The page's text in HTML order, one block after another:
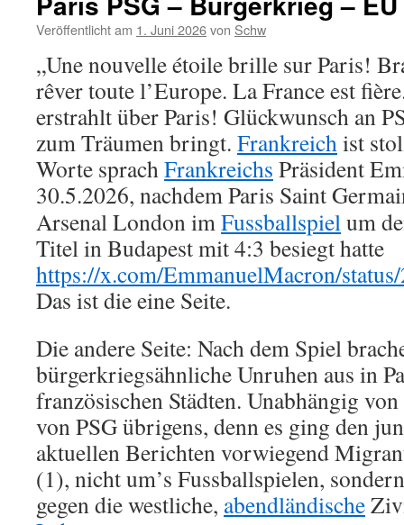
Veröffentlicht am 1. Juni 2026von Schw
„Une nouvelle étoile brille sur Paris!
rêver toute l’Europe. La France est
erstrahlt über Paris! Glückwunsch an
zum Träumen bringt. Frankreichist
Worte sprachFrankreichs Präsident
30.5.2026, nachdem Paris Saint
Arsenal London imFussballspielum
Titel in Budapest mit 4:3 besiegt hatte
https://x.com/EmmanuelMacron/
Das ist die eine Seite.
Die andere Seite: Nach dem Spiel
bürgerkriegsähnliche Unruhen aus in
französischen Städten. Unabhängig
von PSG übrigens, denn es ging den
aktuellen Berichten vorwiegend
(1), nicht um’s Fussballspielen,
gegen die westliche, abendländische